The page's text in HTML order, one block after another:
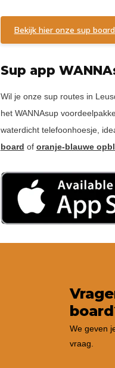
Bekijk hier onze sup
Sup app
Wil je onze sup routes in
het WANNAsup
waterdicht telefoonhoesje,
board of oranje-blauwe
We geven
vraag.